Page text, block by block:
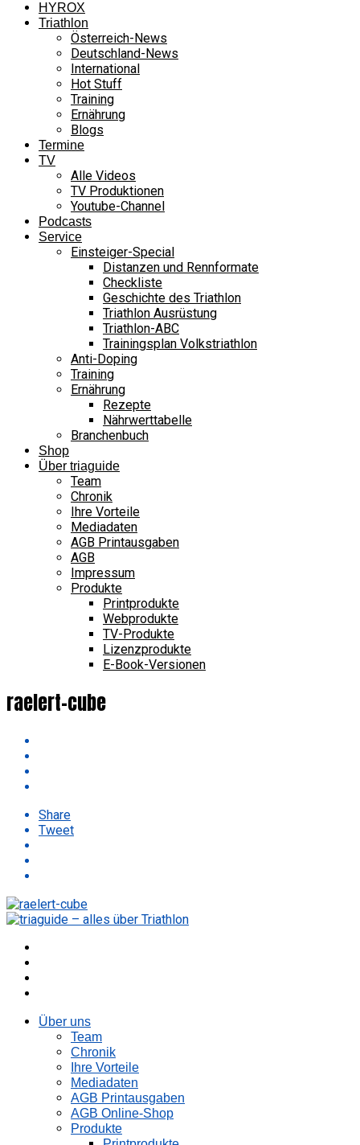
HYROX
Triathlon
Österreich-News
Deutschland-News
International
Hot Stuff
Training
Ernährung
Blogs
Termine
TV
Alle Videos
TV Produktionen
Youtube-Channel
Podcasts
Service
Einsteiger-Special
Distanzen und Rennformate
Checkliste
Geschichte des Triathlon
Triathlon Ausrüstung
Triathlon-ABC
Trainingsplan Volkstriathlon
Anti-Doping
Training
Ernährung
Rezepte
Nährwerttabelle
Branchenbuch
Shop
Über triaguide
Team
Chronik
Ihre Vorteile
Mediadaten
AGB Printausgaben
AGB
Impressum
Produkte
Printprodukte
Webprodukte
TV-Produkte
Lizenzprodukte
E-Book-Versionen
raelert-cube
Share
Tweet
Über uns
Team
Chronik
Ihre Vorteile
Mediadaten
AGB Printausgaben
AGB Online-Shop
Produkte